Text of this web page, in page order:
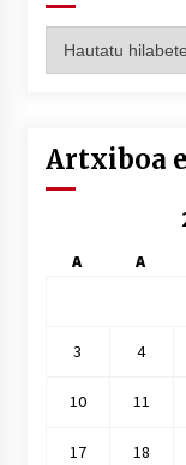
hilez
Artxiboa
A A
3 4
10 11
17 18